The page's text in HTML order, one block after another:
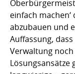
einfach
abzubauen und
Auffassung,
Verwaltung
Lösungsansätze